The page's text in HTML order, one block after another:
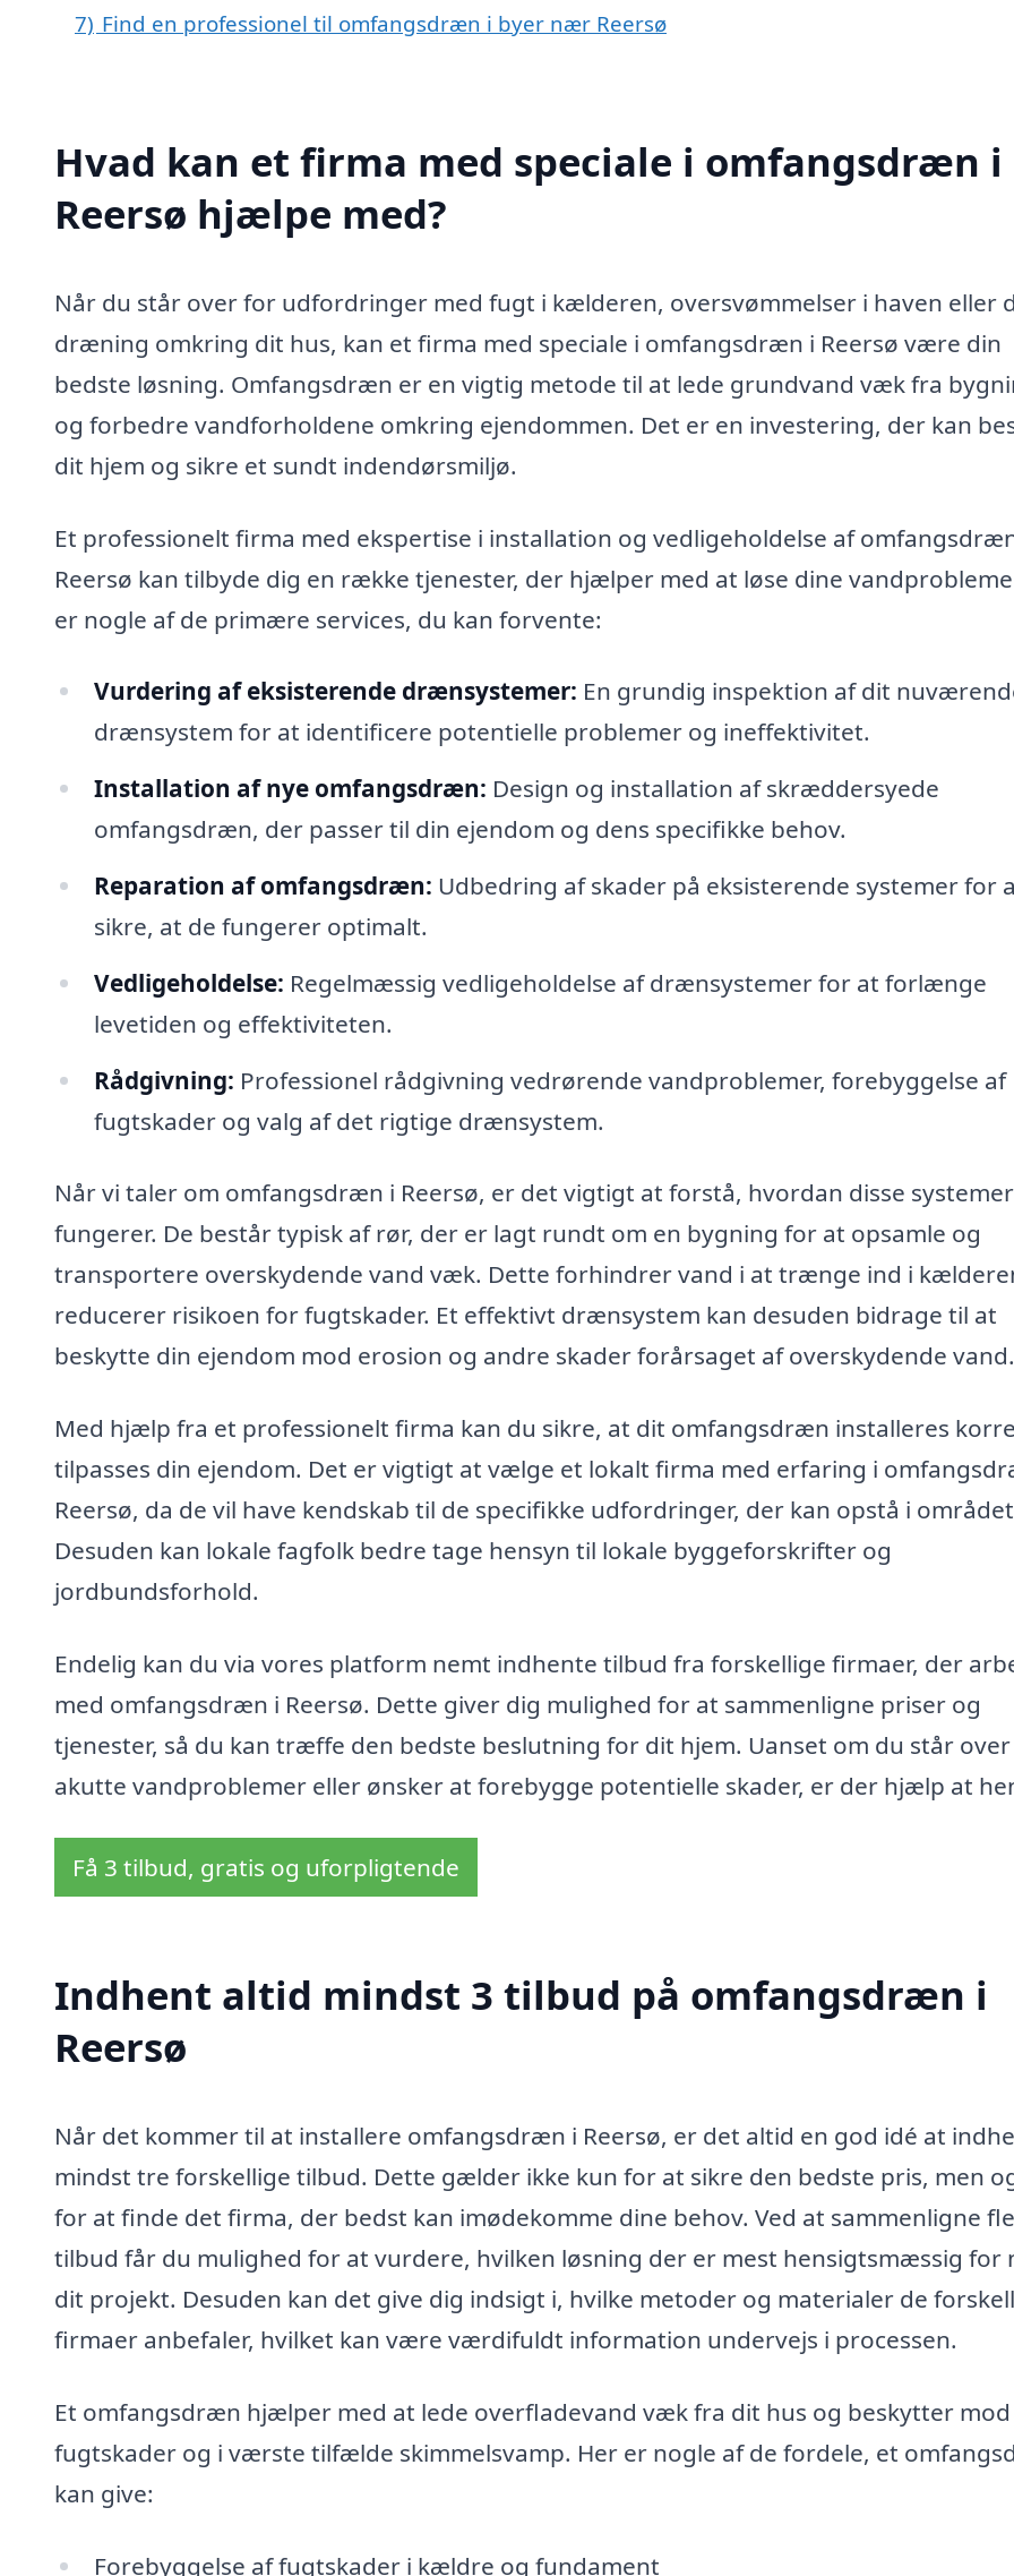
7) Find en professionel til omfangsdræn i byer nær Reersø
Hvad kan et firma med speciale i omfangsdræn i
Reersø hjælpe med?
Når du står over for udfordringer med fugt i kælderen, oversvømmelser i haven eller
dræning omkring dit hus, kan et firma med speciale i omfangsdræn i Reersø være din
bedste løsning. Omfangsdræn er en vigtig metode til at lede grundvand væk fra
og forbedre vandforholdene omkring ejendommen. Det er en investering, der kan
dit hjem og sikre et sundt indendørsmiljø.
Et professionelt firma med ekspertise i installation og vedligeholdelse af
Reersø kan tilbyde dig en række tjenester, der hjælper med at løse dine
er nogle af de primære services, du kan forvente:
Vurdering af eksisterende drænsystemer: En grundig inspektion af dit
drænsystem for at identificere potentielle problemer og ineffektivitet.
Installation af nye omfangsdræn: Design og installation af skræddersyede
omfangsdræn, der passer til din ejendom og dens specifikke behov.
Reparation af omfangsdræn: Udbedring af skader på eksisterende systemer for
sikre, at de fungerer optimalt.
Vedligeholdelse: Regelmæssig vedligeholdelse af drænsystemer for at forlænge
levetiden og effektiviteten.
Rådgivning: Professionel rådgivning vedrørende vandproblemer, forebyggelse af
fugtskader og valg af det rigtige drænsystem.
Når vi taler om omfangsdræn i Reersø, er det vigtigt at forstå, hvordan disse systemer
fungerer. De består typisk af rør, der er lagt rundt om en bygning for at opsamle og
transportere overskydende vand væk. Dette forhindrer vand i at trænge ind i
reducerer risikoen for fugtskader. Et effektivt drænsystem kan desuden bidrage til at
beskytte din ejendom mod erosion og andre skader forårsaget af overskydende vand.
Med hjælp fra et professionelt firma kan du sikre, at dit omfangsdræn installeres
tilpasses din ejendom. Det er vigtigt at vælge et lokalt firma med erfaring i
Reersø, da de vil have kendskab til de specifikke udfordringer, der kan opstå i
Desuden kan lokale fagfolk bedre tage hensyn til lokale byggeforskrifter og
jordbundsforhold.
Endelig kan du via vores platform nemt indhente tilbud fra forskellige firmaer, der
med omfangsdræn i Reersø. Dette giver dig mulighed for at sammenligne priser og
tjenester, så du kan træffe den bedste beslutning for dit hjem. Uanset om du står
akutte vandproblemer eller ønsker at forebygge potentielle skader, er der hjælp at
Få 3 tilbud, gratis og uforpligtende
Indhent altid mindst 3 tilbud på omfangsdræn i
Reersø
Når det kommer til at installere omfangsdræn i Reersø, er det altid en god idé at
mindst tre forskellige tilbud. Dette gælder ikke kun for at sikre den bedste pris, men
for at finde det firma, der bedst kan imødekomme dine behov. Ved at sammenligne
tilbud får du mulighed for at vurdere, hvilken løsning der er mest hensigtsmæssig for
dit projekt. Desuden kan det give dig indsigt i, hvilke metoder og materialer de
firmaer anbefaler, hvilket kan være værdifuldt information undervejs i processen.
Et omfangsdræn hjælper med at lede overfladevand væk fra dit hus og beskytter mod
fugtskader og i værste tilfælde skimmelsvamp. Her er nogle af de fordele, et
kan give:
Forebyggelse af fugtskader i kældre og fundament